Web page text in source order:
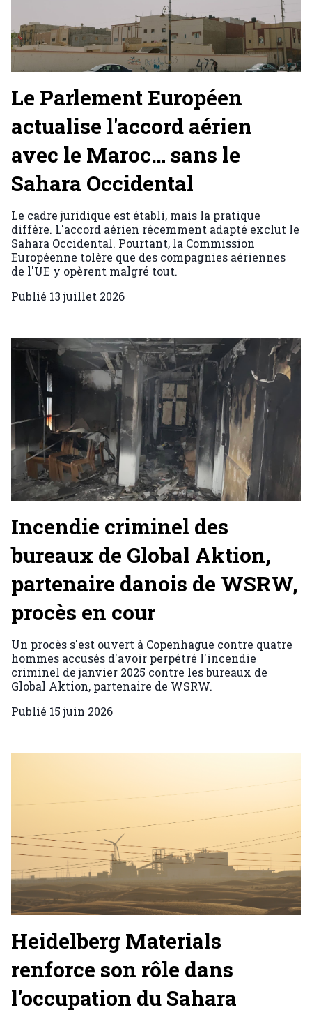
Le Parlement Européen
actualise l'accord aérien
avec le Maroc… sans le
Sahara Occidental
Le cadre juridique est établi, mais la pratique
diffère. L'accord aérien récemment adapté exclut le
Sahara Occidental. Pourtant, la Commission
Européenne tolère que des compagnies aériennes
de l'UE y opèrent malgré tout.
Publié 13 juillet 2026
Incendie criminel des
bureaux de Global Aktion,
partenaire danois de WSRW,
procès en cour
Un procès s'est ouvert à Copenhague contre quatre
hommes accusés d'avoir perpétré l'incendie
criminel de janvier 2025 contre les bureaux de
Global Aktion, partenaire de WSRW.
Publié 15 juin 2026
Heidelberg Materials
renforce son rôle dans
l'occupation du Sahara